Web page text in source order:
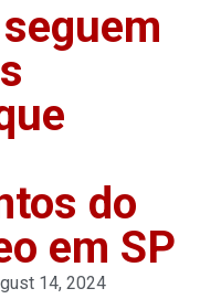
do
em SP
14, 2024